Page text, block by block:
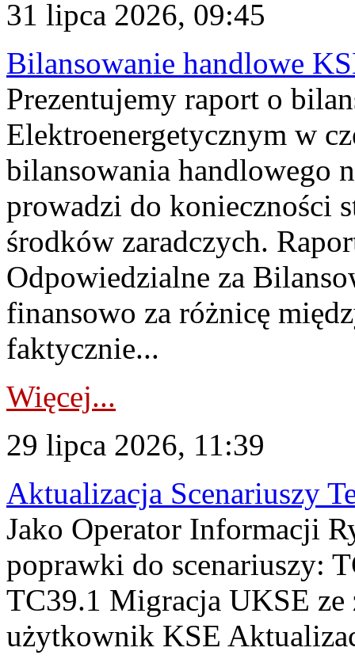
31 lipca 2026, 09:45
Bilansowanie handlowe
Prezentujemy raport o
Elektroenergetycznym w
bilansowania handlowego
prowadzi do konieczności
środków zaradczych.
Odpowiedzialne za
finansowo za różnicę
faktycznie...
Więcej...
29 lipca 2026, 11:39
Aktualizacja Scenariuszy
Jako Operator Informacji
poprawki do scenariuszy:
TC39.1 Migracja UKSE
użytkownik KSE